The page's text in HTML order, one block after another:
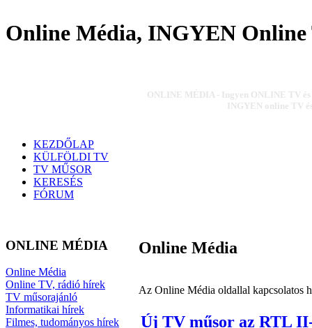
Online Média, INGYEN Online
ONLINE MÉDIA - Ingyen ONLINE TV
INGYEN online TV
KEZDŐLAP
KÜLFÖLDI TV
TV MŰSOR
KERESÉS
FÓRUM
ONLINE MÉDIA
Online Média
Online TV, rádió hírek
TV műsorajánló
Informatikai hírek
Filmes, tudományos hírek
Online Média
Az Online Média oldallal kapcsolatos
Új TV műsor az RTL